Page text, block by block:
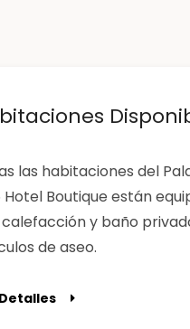
las habitaciones del
Hotel Boutique están
y baño
de aseo.